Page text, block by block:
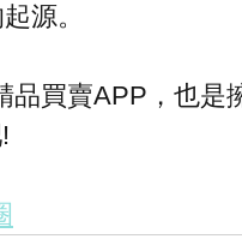
源。
買賣APP，也是